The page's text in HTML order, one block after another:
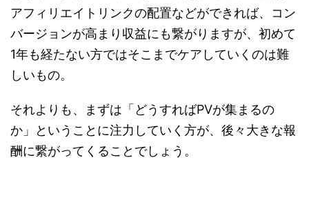
アフィリエイトリンクの配置などができれば、コン
バージョンが高まり収益にも繋がりますが、初めて
1年も経たない方ではそこまでケアしていくのは難
しいもの。
それよりも、まずは「どうすればPVが集まるの
か」ということに注力していく方が、後々大きな報
酬に繋がってくることでしょう。